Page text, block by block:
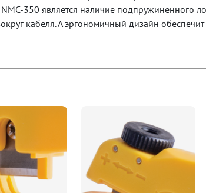
350 является наличие подпружиненного
кабеля. А эргономичный дизайн